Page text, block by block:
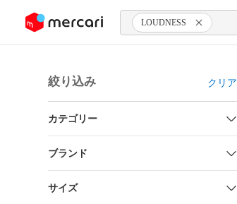
ツにスキップ LOUDNESS
絞り込み クリア
カテゴリー
ブランド
サイズ